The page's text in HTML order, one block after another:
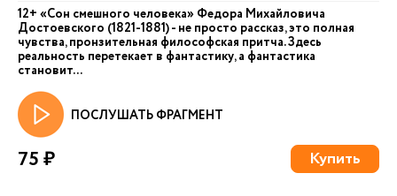
12+ «Сон смешного человека» Федора Михайловича
Достоевского (1821-1881) - не просто рассказ, это полная
чувства, пронзительная философская притча. Здесь
реальность перетекает в фантастику, а фантастика
становит...
ПОСЛУШАТЬ ФРАГМЕНТ
75 ₽ Купить